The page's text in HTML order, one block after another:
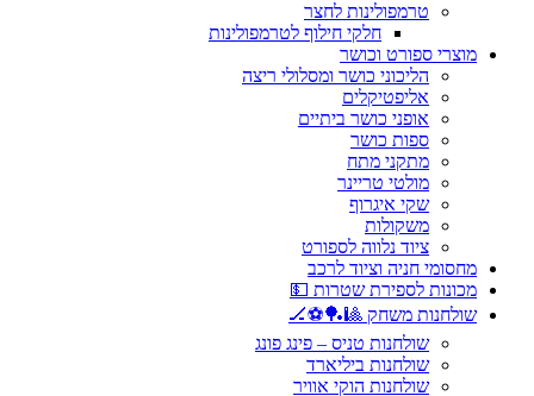
טרמפולינות לחצר
חלקי חילוף לטרמפולינות
מוצרי ספורט וכושר
הליכוני כושר ומסלולי ריצה
אליפטיקלים
אופני כושר ביתיים
ספות כושר
מתקני מתח
מולטי טריינר
שקי איגרוף
משקולות
ציוד נלווה לספורט
מחסומי חניה וציוד לרכב
מכונות לספירת שטרות 💵
שולחנות משחק 🎱🏓⚽🏒
שולחנות טניס – פינג פונג
שולחנות ביליארד
שולחנות הוקי אוויר